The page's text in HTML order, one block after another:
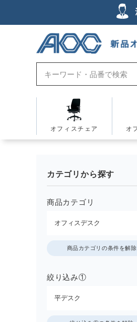
オフィスチェア オ
カテゴリから探す
商品カテゴリ
商品カテゴリの条件を解除
絞り込み①